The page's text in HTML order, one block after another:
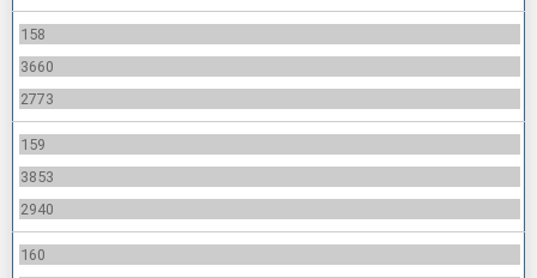
158
3660
2773
159
3853
2940
160